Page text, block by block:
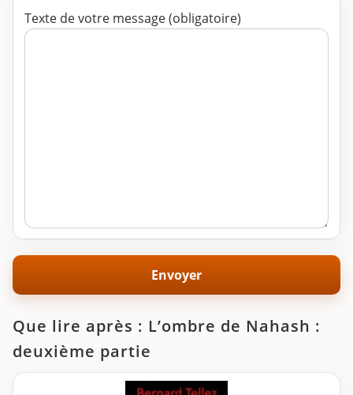
Texte de votre message (obligatoire)
Que lire après : L’ombre de Nahash :
deuxième partie